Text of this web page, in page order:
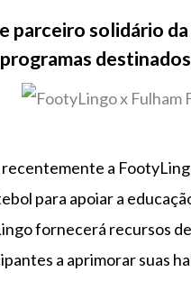
solidário da
a
para apoiar a
fornecerá recursos
a aprimorar suas